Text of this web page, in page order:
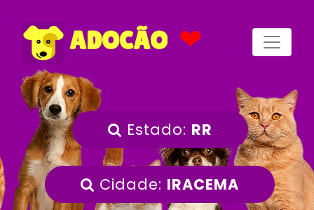
ADOCÃO ❤
Estado: RR
Cidade: IRACEMA